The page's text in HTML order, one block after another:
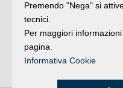
convenzione messa in
Santarcangelo.
tra enti possa
concrete alle richieste
cui dobbiamo e
Premendo "Nega" si
tecnici.
Per maggiori
pagina.
Informativa Cookie